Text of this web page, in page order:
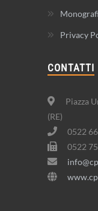
Privacy
CONTATTI
Piazza
(RE)
0522
0522